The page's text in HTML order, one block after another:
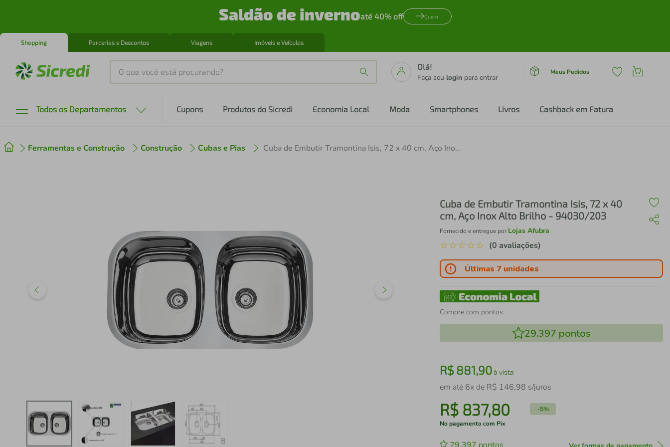
Saldão de invernoaté 40% off Quero
Shopping Parcerias e Descontos Viagens Imóveis e Veículos
O que você está procurando?
Olá!
Faça seu login para entrar
Meus Pedidos
Todos os Departamentos Cupons Produtos do Sicredi Economia Local Moda Smartphones Livros Cashback em Fatura
Ferramentas e Construção Construção Cubas e Pias Cuba de Embutir Tramontina Isis, 72 x 40 cm, Aço Inox Alto Brilho - 94030/203
Cuba de Embutir Tramontina Isis, 72 x 40
cm, Aço Inox Alto Brilho - 94030/203
Fornecido e entregue por Lojas Afubra
☆☆☆☆☆ (0 avaliações)
Últimas 7 unidades
Compre com pontos:
29.397 pontos
R$881,90à vista
em até 6x de R$ 146,98 s/juros
R$ 837,80 -5%
No pagamento com Pix
2º cafeteira
iphone